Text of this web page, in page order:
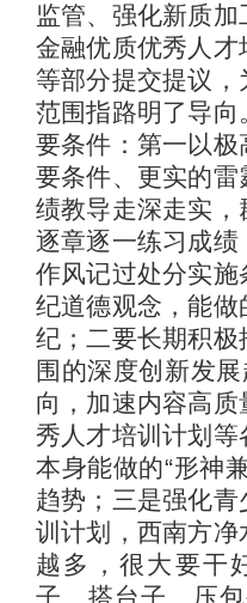
监管、强化新质
金融优质优秀人
等部分提交提议
范围指路明了导
要条件：第一以
要条件、更实的
绩教导走深走实，
逐章逐一练习成
作风记过处分实
纪道德观念，能
纪；二要长期积
围的深度创新发
向，加速内容高
秀人才培训计划等
本身能做的“形神
趋势；三是强化
训计划，西南方
越多，很大要干